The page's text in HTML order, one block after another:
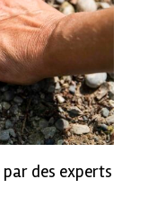
des experts